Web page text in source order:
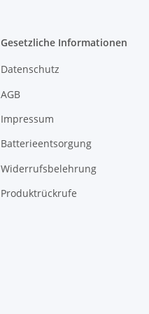
Gesetzliche Informationen
Datenschutz
AGB
Impressum
Batterieentsorgung
Widerrufsbelehrung
Produktrückrufe